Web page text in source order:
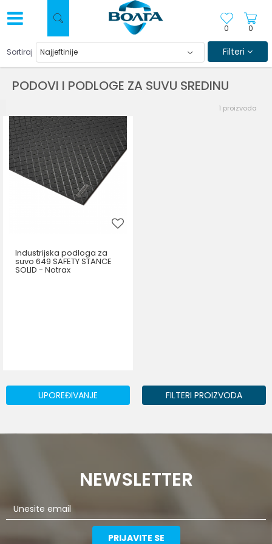
0
0
PODOVI I PODLOGE ZA SUVU SREDINU
Sortiraj Filteri
1 proizvoda
Industrijska podloga za
suvo 649 SAFETY STANCE
SOLID - Notrax
UPOREĐIVANJE FILTERI PROIZVODA
NEWSLETTER
PRIJAVITE SE